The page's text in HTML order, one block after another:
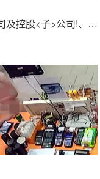
汇宇制药：公司及控股<子>公司!、全资子公司不存在逾期担保